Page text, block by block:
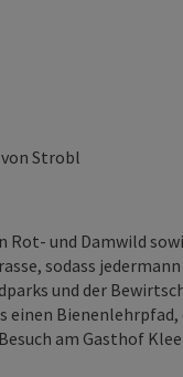
Strobl
Rot- und Damwild
sodass
und der
Bienenlehrpfad,
am Gasthof